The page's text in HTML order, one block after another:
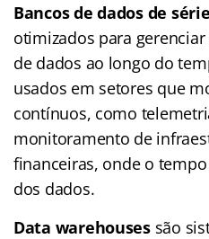
Bancos de dados de
otimizados para
de dados ao longo do
usados em setores que
contínuos, como
monitoramento de
financeiras, onde o
dos dados.
Data warehousessão